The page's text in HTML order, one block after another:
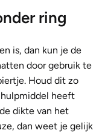
ring
is, dan kun je de
door gebruik te
Houd dit zo
heeft
dikte van het
dan weet je gelijk